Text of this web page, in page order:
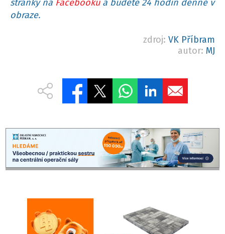
stránky na Facebookua budete 24 hodin denně v
obraze.
zdroj: VK Příbram
autor: MJ